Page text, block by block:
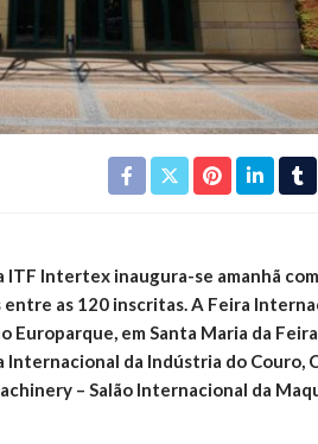
ITF Intertex inaugura-se amanhã
as 120 inscritas. A Feira
em Santa Maria da
da Indústria do Couro,
– Salão Internacional da